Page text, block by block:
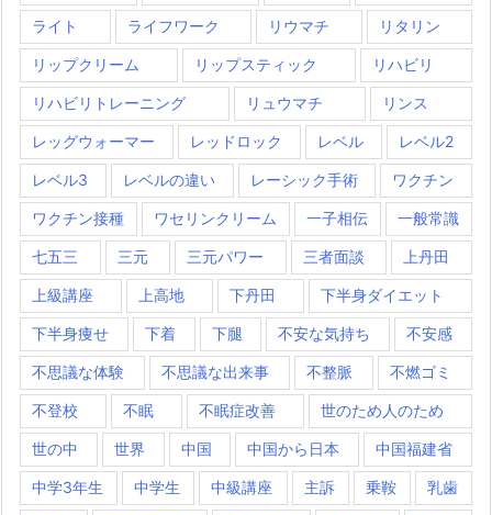
ライト ライフワーク リウマチ リタリン
リップクリーム リップスティック リハビリ
リハビリトレーニング リュウマチ リンス
レッグウォーマー レッドロック レベル レベル2
レベル3 レベルの違い レーシック手術 ワクチン
ワクチン接種 ワセリンクリーム 一子相伝 一般常識
七五三 三元 三元パワー 三者面談 上丹田
上級講座 上高地 下丹田 下半身ダイエット
下半身痩せ 下着 下腿 不安な気持ち 不安感
不思議な体験 不思議な出来事 不整脈 不燃ゴミ
不登校 不眠 不眠症改善 世のため人のため
世の中 世界 中国 中国から日本 中国福建省
中学3年生 中学生 中級講座 主訴 乗鞍 乳歯